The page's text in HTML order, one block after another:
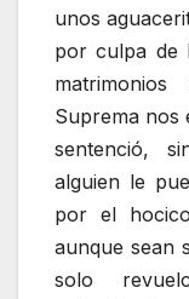
unos
por culpa de
Suprema nos
sentenció,
alguien le
por el
aunque sean
solo